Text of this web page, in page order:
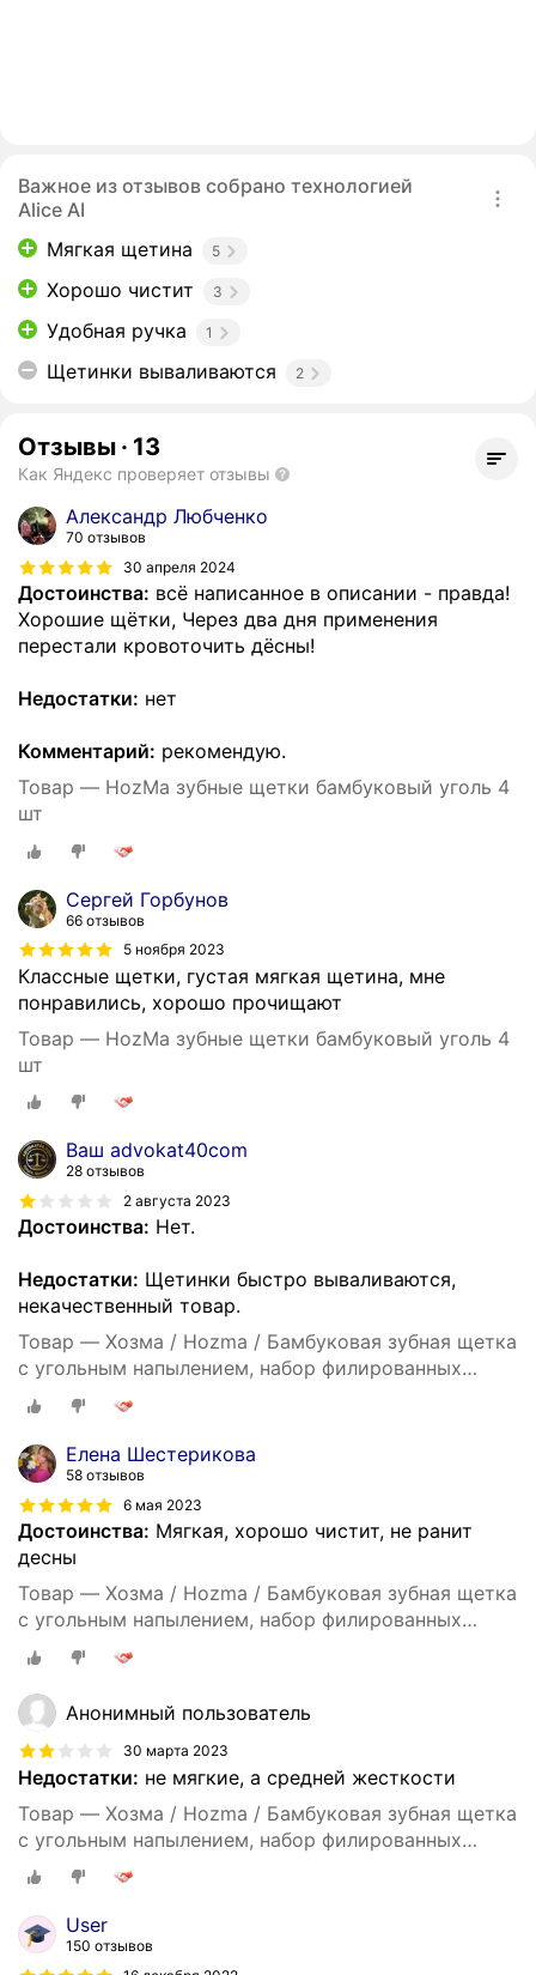
Важное из отзывов собрано технологией
Alice AI
Мягкая щетина
5
Хорошо чистит 3
Удобная ручка 1
Щетинки вываливаются 2
Отзывы · 13
Как Яндекс проверяет отзывы
Александр Любченко
70 отзывов
30 апреля 2024
Достоинства: всё написанное в описании - правда!
Хорошие щётки, Через два дня применения
перестали кровоточить дёсны!
Недостатки: нет
Комментарий: рекомендую.
Товар — HozMa зубные щетки бамбуковый уголь 4
шт
Сергей Горбунов
66 отзывов
5 ноября 2023
Классные щетки, густая мягкая щетина, мне
понравились, хорошо прочищают
Товар — HozMa зубные щетки бамбуковый уголь 4
шт
Ваш advokat40com
28 отзывов
2 августа 2023
Достоинства: Нет.
Недостатки: Щетинки быстро вываливаются,
некачественный товар.
Товар — Хозма / Hozma / Бамбуковая зубная щетка
с угольным напылением, набор филированных
бамбуковых щеток 4шт, мягкая
Елена Шестерикова
58 отзывов
6 мая 2023
Достоинства: Мягкая, хорошо чистит, не ранит
десны
Товар — Хозма / Hozma / Бамбуковая зубная щетка
с угольным напылением, набор филированных
бамбуковых щеток 4шт, мягкая
Анонимный пользователь
30 марта 2023
Недостатки: не мягкие, а средней жесткости
Товар — Хозма / Hozma / Бамбуковая зубная щетка
с угольным напылением, набор филированных
бамбуковых щеток 4шт, мягкая
User
150 отзывов